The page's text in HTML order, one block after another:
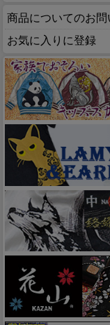
商品についてのお問
お気に入りに登録